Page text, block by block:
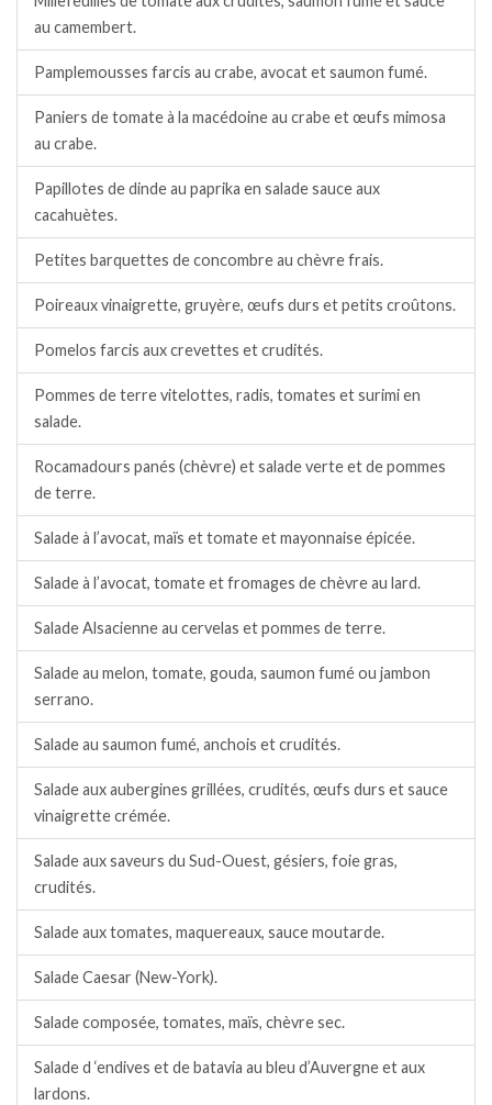
au camembert.
Pamplemousses farcis au crabe, avocat et saumon fumé.
Paniers de tomate à la macédoine au crabe et œufs mimosa
au crabe.
Papillotes de dinde au paprika en salade sauce aux
cacahuètes.
Petites barquettes de concombre au chèvre frais.
Poireaux vinaigrette, gruyère, œufs durs et petits croûtons.
Pomelos farcis aux crevettes et crudités.
Pommes de terre vitelottes, radis, tomates et surimi en
salade.
Rocamadours panés (chèvre) et salade verte et de pommes
de terre.
Salade à l’avocat, maïs et tomate et mayonnaise épicée.
Salade à l’avocat, tomate et fromages de chèvre au lard.
Salade Alsacienne au cervelas et pommes de terre.
Salade au melon, tomate, gouda, saumon fumé ou jambon
serrano.
Salade au saumon fumé, anchois et crudités.
Salade aux aubergines grillées, crudités, œufs durs et sauce
vinaigrette crémée.
Salade aux saveurs du Sud-Ouest, gésiers, foie gras,
crudités.
Salade aux tomates, maquereaux, sauce moutarde.
Salade Caesar (New-York).
Salade composée, tomates, maïs, chèvre sec.
Salade d ‘endives et de batavia au bleu d’Auvergne et aux
lardons.